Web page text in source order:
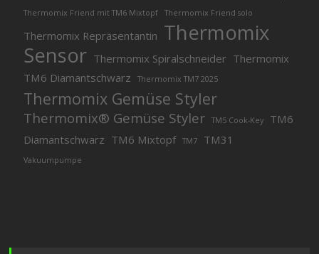
Thermomix Friend mit TM6 Mixtopf
Thermomix Friend solo
Thermomix Repräsentantin Thermomix
Sensor Thermomix Spiralschneider Thermomix
TM6 Diamantschwarz
Thermomix TM7 2025
Thermomix Gemüse Styler
Thermomix® Gemüse Styler TM5 Cook-Key
TM6
Diamantschwarz TM6 Mixtopf TM7 TM31
Vakuumpumpe